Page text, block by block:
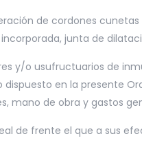
de cordones
junta de
y/o usufructuarios de
en la presente
mano de obra y gastos
de frente el que a sus